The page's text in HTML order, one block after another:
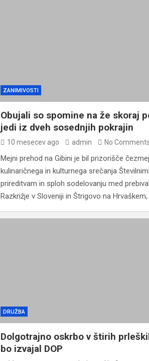
ZANIMIVOSTI
Obujali so spomine na že skoraj
jedi iz dveh sosednjih pokrajin
10 mesecev ago admin No Comments
Mejni prehod na Gibini je bil prizorišče
kulinaričnega in kulturnega srečanja
prireditvam in sploh sodelovanju med
Razkrižje v Sloveniji in Štrigovo na
DRUŽBA
Dolgotrajno oskrbo v štirih
bo izvajal DOP